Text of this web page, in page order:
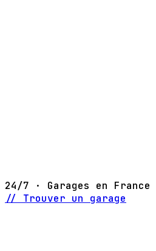
24/7 · Garages en France
// Trouver un garage